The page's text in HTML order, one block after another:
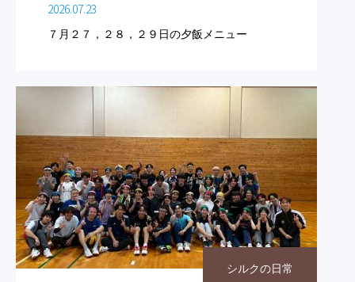
2026.07.23
７月２７，２８，２９日の夕飯メニュー
シルクの日常